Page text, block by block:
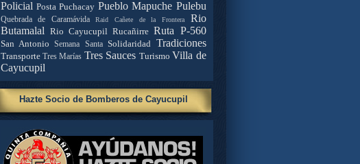
Policial Posta Puchacay Pueblo Mapuche Pulebu
Quebrada de Caramávida Raid Cañete de la Frontera
Rio
Butamalal Rio Cayucupil Rucañirre Ruta P-560
San Antonio Semana Santa Solidaridad Tradiciones
Transporte Tres Marías Tres Sauces Turismo Villa de
Cayucupil
Hazte Socio de Bomberos de Cayucupil